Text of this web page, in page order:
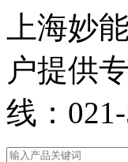
上海妙
户提供
线：